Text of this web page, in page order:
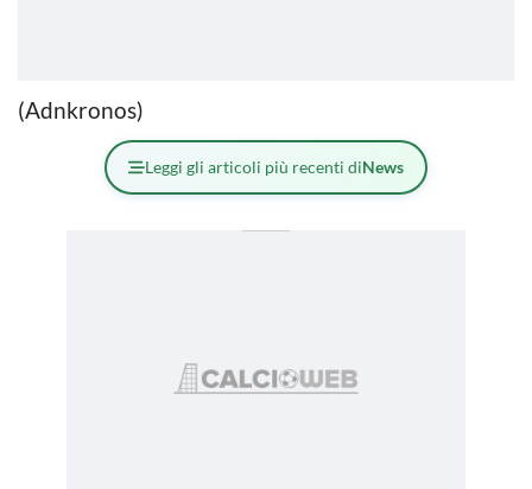
(Adnkronos)
Leggi gli articoli più recenti diNews